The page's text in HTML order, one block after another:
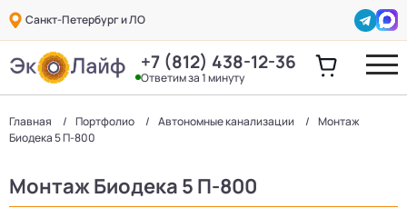
Санкт-Петербург и ЛО
+7 (812) 438-12-36
Ответим за 1 минуту
Главная Портфолио Автономные канализации
Монтаж
Биодека 5 П-800
Монтаж Биодека 5 П-800